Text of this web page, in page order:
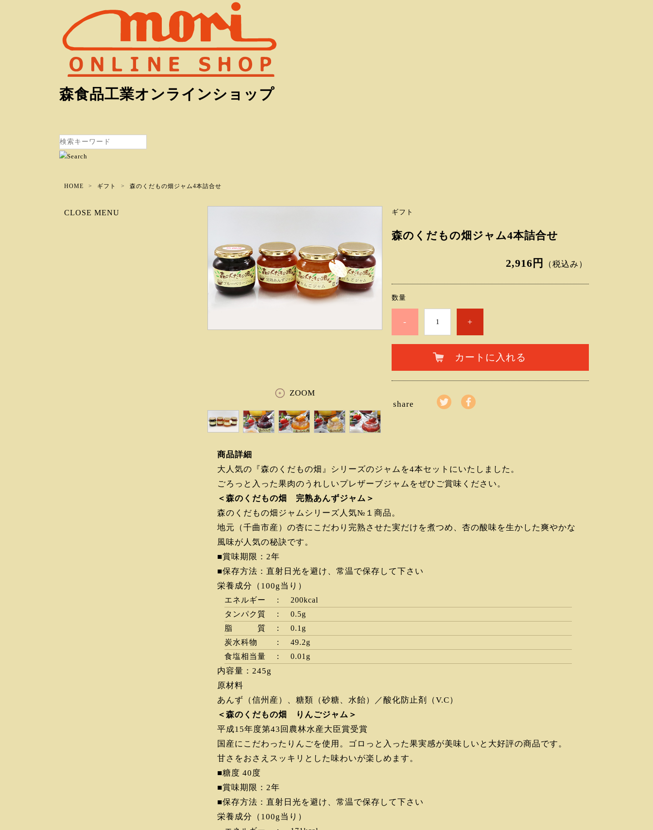
森食品工業オンラインショップ
HOME ギフト 森のくだもの畑ジャム4本詰合せ
ZOOM
ギフト
森のくだもの畑ジャム4本詰合せ
2,916円 （税込み）
数量
- +
カートに入れる
share
商品詳細
大人気の『森のくだもの畑』シリーズのジャムを4本セットにいたしました。
ごろっと入った果肉のうれしいプレザーブジャムをぜひご賞味ください。
＜森のくだもの畑 完熟あんずジャム＞
森のくだもの畑ジャムシリーズ人気№１商品。
地元（千曲市産）の杏にこだわり完熟させた実だけを煮つめ、杏の酸味を生かした爽やかな
風味が人気の秘訣です。
■賞味期限：2年
■保存方法：直射日光を避け、常温で保存して下さい
栄養成分（100g当り）
エネルギー ： 200kcal
タンパク質 ： 0.5g
脂 質 ： 0.1g
炭水科物 ： 49.2g
食塩相当量 ： 0.01g
内容量：245g
原材料
あんず（信州産）、糖類（砂糖、水飴）／酸化防止剤（V.C）
＜森のくだもの畑 りんごジャム＞
平成15年度第43回農林水産大臣賞受賞
国産にこだわったりんごを使用。ゴロっと入った果実感が美味しいと大好評の商品です。
甘さをおさえスッキリとした味わいが楽しめます。
■糖度 40度
■賞味期限：2年
■保存方法：直射日光を避け、常温で保存して下さい
栄養成分（100g当り）
CLOSE MENU